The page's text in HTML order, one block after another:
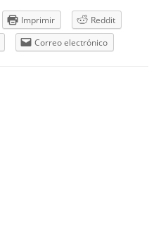
Imprimir
Reddit
Correo electrónico